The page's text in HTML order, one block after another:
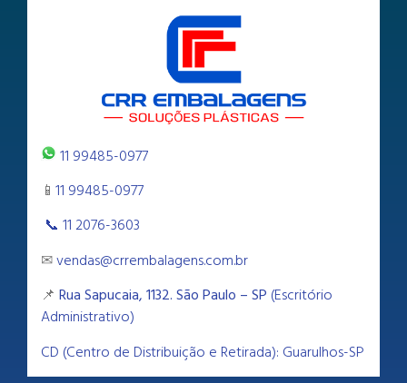
11 99485-0977
📱 11 99485-0977
📞 11 2076-3603
✉vendas@crrembalagens.com.br
📌 Rua Sapucaia, 1132. São Paulo – SP (Escritório
Administrativo)
CD (Centro de Distribuição e Retirada): Guarulhos-SP